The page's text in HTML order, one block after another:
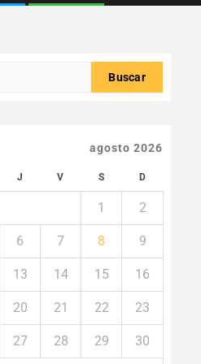
agosto 2026
J V S D
1 2
6 7 8 9
13 14 15 16
20 21 22 23
27 28 29 30